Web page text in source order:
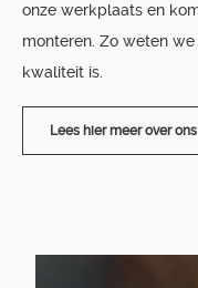
onze werkplaats en
monteren. Zo weten
kwaliteit is.
Lees hier meer over ons